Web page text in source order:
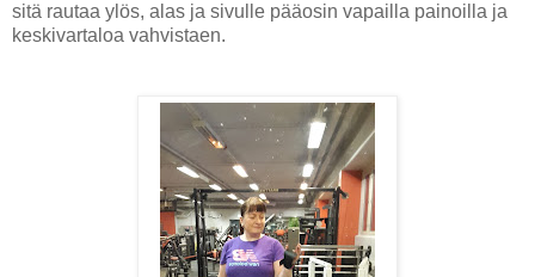
sitä rautaa ylös, alas ja sivulle pääosin vapailla painoilla ja
keskivartaloa vahvistaen.